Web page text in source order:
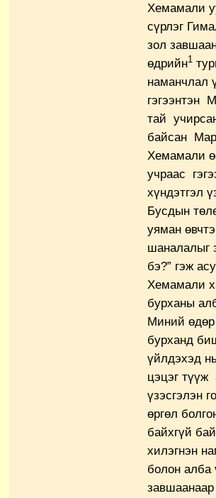
Хемамали
сүрлэг
зол
өдрийн1
наманчлал
гэгээнтэн
тай
байсан
Хемамали
учраас
хүндэтгэл
Бусдын
уяман
шаналалыг
бэ?” гэж
Хемамали
бурханы
Миний
бурханд
үйлдэхэд
цэцэг түүж
үзэсгэлэн
өргөл
байхгүй
хилэгнэн
болон алба